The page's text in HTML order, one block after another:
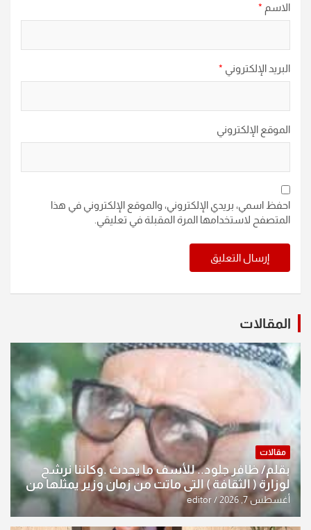
الاسم *
البريد الإلكتروني *
الموقع الإلكتروني
احفظ اسمي، بريدي الإلكتروني، والموقع الإلكتروني في هذا
المتصفح لاستخدامها المرة المقبلة في تعليقي.
المقالات
مقالات
بقلم/ ظافر جلود.. للأسف ما يحدث .وكاننا نرشح
لوزارة ( الثقافة ) التي ماتت من زمان وزير يمثلها من
النخبة والإرث العظيم للثقافة العراقية..
أغسطس 7, 2026 editor